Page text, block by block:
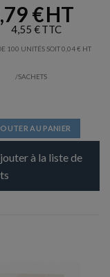
€
4,55 €
100 UNITÉS SOIT0,04€
/SACHETS
AU PANIER
à la liste de